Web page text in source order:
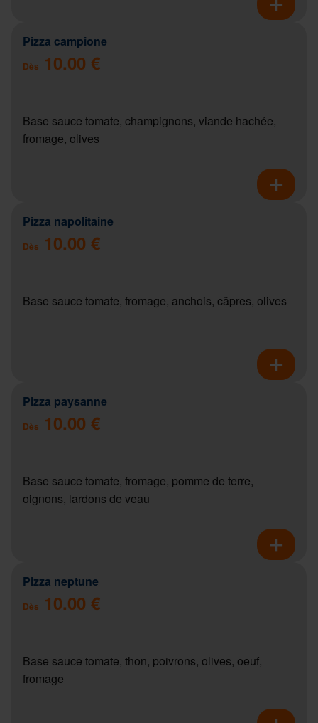
Pizza campione
Dès 10.00 €
Base sauce tomate, champignons, viande hachée,
fromage, olives
Pizza napolitaine
Dès 10.00 €
Base sauce tomate, fromage, anchois, câpres, olives
Pizza paysanne
Dès 10.00 €
Base sauce tomate, fromage, pomme de terre,
oignons, lardons de veau
Pizza neptune
Dès 10.00 €
Base sauce tomate, thon, poivrons, olives, oeuf,
fromage